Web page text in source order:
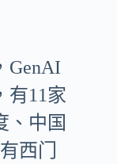
GenAI
有11家
、中国
西门